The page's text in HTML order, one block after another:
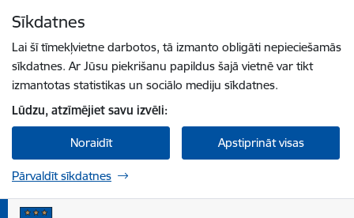
Sīkdatnes
Lai šī tīmekļvietne darbotos, tā izmanto obligāti nepieciešamās
sīkdatnes. Ar Jūsu piekrišanu papildus šajā vietnē var tikt
izmantotas statistikas un sociālo mediju sīkdatnes.
Lūdzu, atzīmējiet savu izvēli:
Noraidīt Apstiprināt visas
Pārvaldīt sīkdatnes